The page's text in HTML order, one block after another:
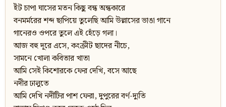
ইঁট চাপা ঘাসের মতন কিছু বন্ধ অন্ধকারে
বনমর্মরের শব্দ ছাপিয়ে তুলেছি আমি উল্লাসের ভাঙা গানে
গানেরও ওপরে তুলে এই হেঁড়ে গলা।
আজ বহু দূরে এসে, কংক্রীট ছাদের নীচে,
সামনে খোলা কবিতার খাতা
আমি সেই কিশোরকে ফের দেখি, বসে আছে
নদীর ঢালুতে
আমি দেখি নদীটির পাশ ফেরা, দুপুরের বর্ণ-দ্যুতি